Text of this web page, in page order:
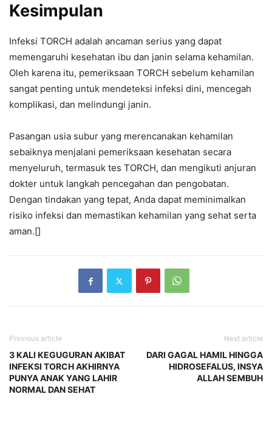
Kesimpulan
Infeksi TORCH adalah ancaman serius yang dapat
memengaruhi kesehatan ibu dan janin selama kehamilan.
Oleh karena itu, pemeriksaan TORCH sebelum kehamilan
sangat penting untuk mendeteksi infeksi dini, mencegah
komplikasi, dan melindungi janin.
Pasangan usia subur yang merencanakan kehamilan
sebaiknya menjalani pemeriksaan kesehatan secara
menyeluruh, termasuk tes TORCH, dan mengikuti anjuran
dokter untuk langkah pencegahan dan pengobatan.
Dengan tindakan yang tepat, Anda dapat meminimalkan
risiko infeksi dan memastikan kehamilan yang sehat serta
aman.[]
Previous article
3 KALI KEGUGURAN AKIBAT
INFEKSI TORCH AKHIRNYA
PUNYA ANAK YANG LAHIR
NORMAL DAN SEHAT
Next article
DARI GAGAL HAMIL HINGGA
HIDROSEFALUS, INSYA
ALLAH SEMBUH